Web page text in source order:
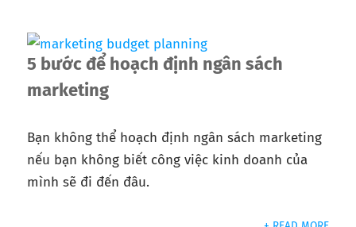
5 bước để hoạch định ngân sách
marketing
Bạn không thể hoạch định ngân sách marketing
nếu bạn không biết công việc kinh doanh của
mình sẽ đi đến đâu.